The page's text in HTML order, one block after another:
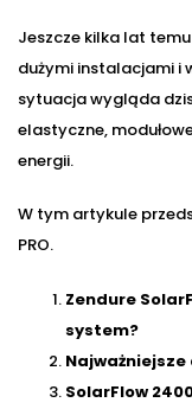
Jeszcze kilka lat
dużymi instalacjami i
sytuacja wygląda
elastyczne,
energii.
W tym artykule
PRO.
Zendure
system?
Najważniejsze
SolarFlow